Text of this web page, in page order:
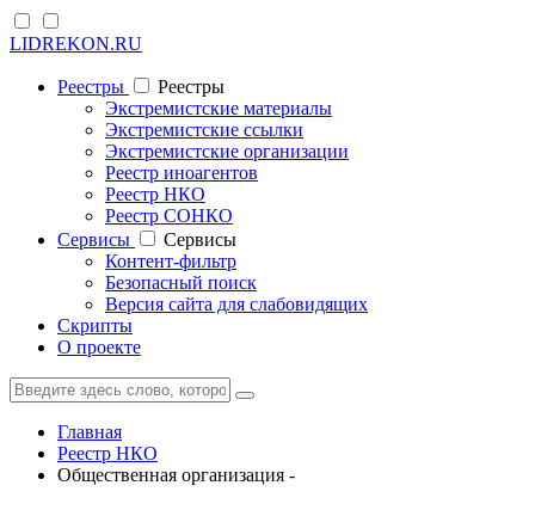
LIDREKON.RU
Реестры
Реестры
Экстремистские материалы
Экстремистские ссылки
Экстремистские организации
Реестр иноагентов
Реестр НКО
Реестр СОНКО
Cервисы
Cервисы
Контент-фильтр
Безопасный поиск
Версия сайта для слабовидящих
Скрипты
О проекте
Главная
Реестр НКО
Общественная организация -